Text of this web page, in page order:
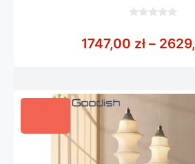
5
1747,00 zł –